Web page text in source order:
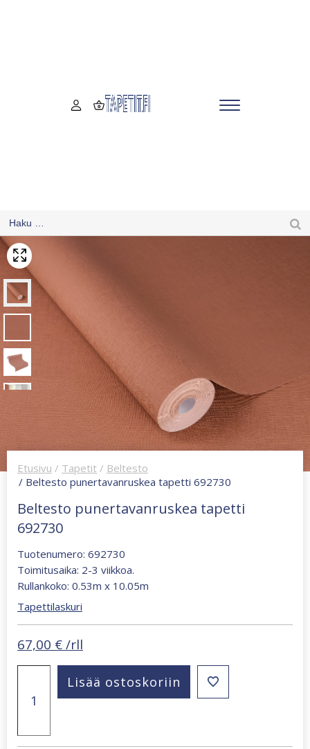
Etusivu / Tapetit / Beltesto
/ Beltesto punertavanruskea tapetti 692730
Beltesto punertavanruskea tapetti
692730
Tuotenumero: 692730
Toimitusaika: 2-3 viikkoa.
Rullankoko: 0.53m x 10.05m
Tapettilaskuri
67,00 € /rll
punertavanruskea
tapetti
Lisää ostoskoriin